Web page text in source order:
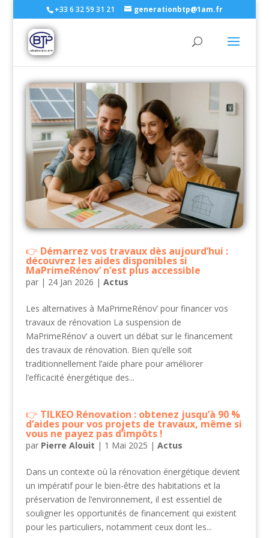
+33 6 32 59 31 21 generationbtp@1am.fr
Démarrez vos travaux dès aujourd’hui :
découvrez les aides disponibles si
MaPrimeRénov’ n’est plus accessible
par | 24 Jan 2026 | Actus
Les alternatives à MaPrimeRénov’ pour financer vos
travaux de rénovation La suspension de
MaPrimeRénov’ a ouvert un débat sur le financement
des travaux de rénovation. Bien qu’elle soit
traditionnellement l’aide phare pour améliorer
l’efficacité énergétique des...
TILKEO Rénovation : obtenez jusqu’à 90 %
d’aides pour vos projets de travaux, même si
vous ne payez pas d’impôts !
par Pierre Alouit | 1 Mai 2025 | Actus
Dans un contexte où la rénovation énergétique devient
un impératif pour le bien-être des habitations et la
préservation de l’environnement, il est essentiel de
souligner les opportunités de financement qui existent
pour les particuliers, notamment ceux dont les...